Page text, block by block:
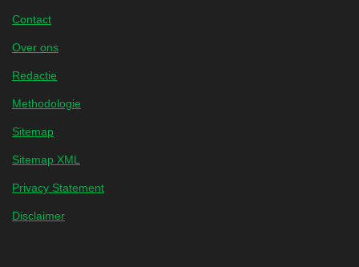
Contact
Over ons
Redactie
Methodologie
Sitemap
Sitemap XML
Privacy Statement
Disclaimer